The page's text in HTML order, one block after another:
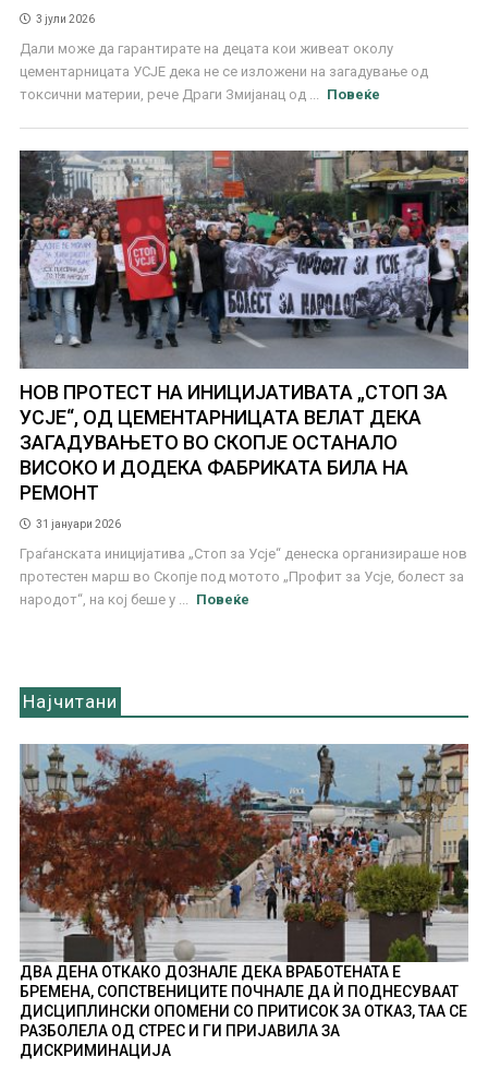
3 јули 2026
Дали може да гарантирате на децата кои живеат околу
цементарницата УСЈЕ дека не се изложени на загадување од
токсични материи, рече Драги Змијанац од ...
Повеќе
НОВ ПРОТЕСТ НА ИНИЦИЈАТИВАТА „СТОП ЗА
УСЈЕ“, ОД ЦЕМЕНТАРНИЦАТА ВЕЛАТ ДЕКА
ЗАГАДУВАЊЕТО ВО СКОПЈЕ ОСТАНАЛО
ВИСОКО И ДОДЕКА ФАБРИКАТА БИЛА НА
РЕМОНТ
31 јануари 2026
Граѓанската иницијатива „Стоп за Усје“ денеска организираше нов
протестен марш во Скопје под мотото „Профит за Усје, болест за
народот“, на кој беше у ...
Повеќе
Најчитани
ДВА ДЕНА ОТКАКО ДОЗНАЛЕ ДЕКА ВРАБОТЕНАТА Е
БРЕМЕНА, СОПСТВЕНИЦИТЕ ПОЧНАЛЕ ДА Ѝ ПОДНЕСУВААТ
ДИСЦИПЛИНСКИ ОПОМЕНИ СО ПРИТИСОК ЗА ОТКАЗ, ТАА СЕ
РАЗБОЛЕЛА ОД СТРЕС И ГИ ПРИЈАВИЛА ЗА
ДИСКРИМИНАЦИЈА